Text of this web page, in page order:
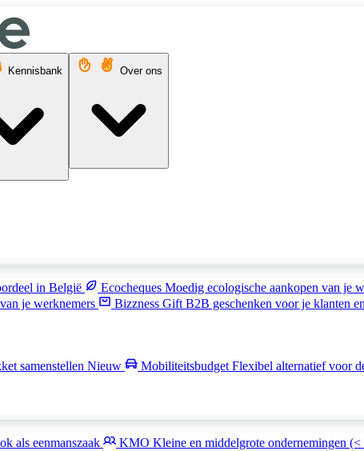
Kennisbank Over ons
in België Ecocheques Moedig ecologische aankopen van je
je werknemers Bizzness Gift B2B geschenken voor je klanten
samenstellen Nieuw Mobiliteitsbudget Flexibel alternatief voor
als eenmanszaak KMO Kleine en middelgrote ondernemingen